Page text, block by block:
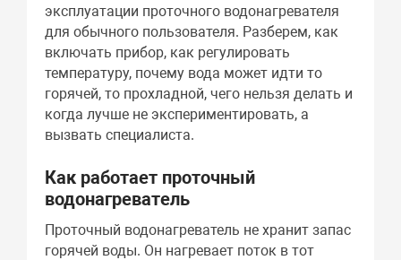
эксплуатации проточного водонагревателя
для обычного пользователя. Разберем, как
включать прибор, как регулировать
температуру, почему вода может идти то
горячей, то прохладной, чего нельзя делать и
когда лучше не экспериментировать, а
вызвать специалиста.
Как работает проточный
водонагреватель
Проточный водонагреватель не хранит запас
горячей воды. Он нагревает поток в тот